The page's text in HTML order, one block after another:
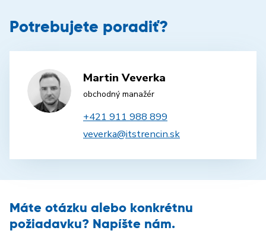
Potrebujete poradiť?
Martin Veverka
obchodný manažér
+421 911 988 899
veverka@itstrencin.sk
Máte otázku alebo konkrétnu
požiadavku? Napíšte nám.